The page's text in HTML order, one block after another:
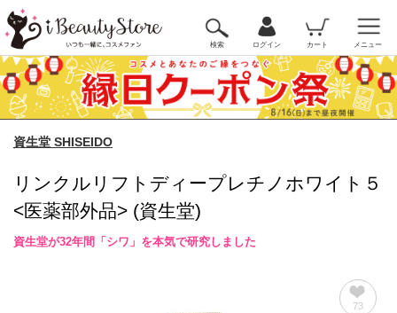
検索 ログイン カート メニュー
資生堂 SHISEIDO
リンクルリフトディープレチノホワイト５
<医薬部外品> (資生堂)
資生堂が32年間「シワ」を本気で研究しました
73